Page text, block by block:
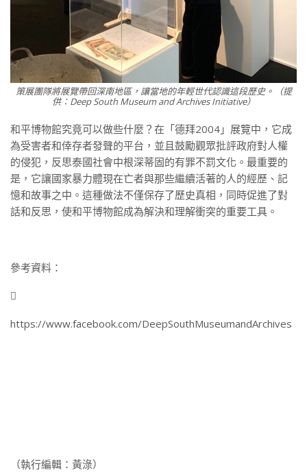
策展團隊將展覽帶回深南地區，讓當地的年輕世代認識這段歷史。（提
供：Deep South Museum and Archives Initiative）
和平博物館究竟可以做些什麼？在「德拜2004」展覽中，它成
為受害者和倖存者發聲的平台，並且鼓勵觀眾批評政府對人權
的侵犯，反思泰國社會中根深蒂固的有罪不罰文化。最重要的
是，它讓國家暴力體現在亡者與那些繼續活著的人的經歷、記
憶和故事之中。這種做法不僅保存了歷史真相，同時促進了對
話和反思，使和平博物館成為解決和理解衝突的重要工具。
參考資料：

https://www.facebook.com/DeepSouthMuseumandArchives
（執行編輯：黃淥）